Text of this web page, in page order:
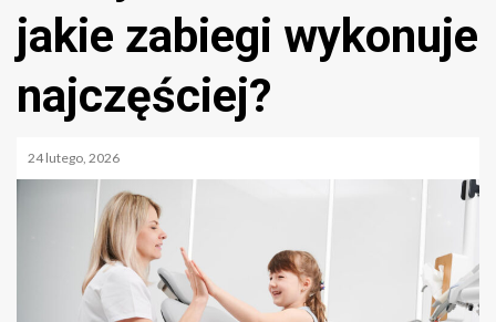
jakie zabiegi wykonuje
najczęściej?
24 lutego, 2026